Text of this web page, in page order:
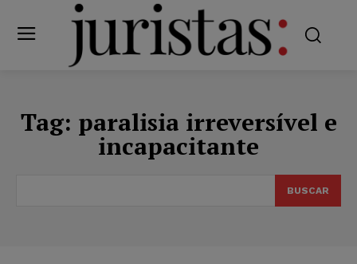
Tag: paralisia irreversível e
incapacitante
BUSCAR